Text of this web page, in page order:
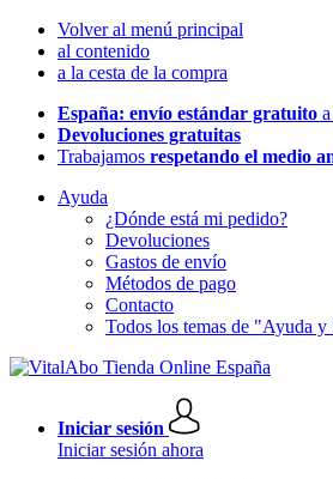
Volver al menú principal
al contenido
a la cesta de la compra
España: envío estándar gratuito
Devoluciones gratuitas
Trabajamos respetando el medio
Ayuda
¿Dónde está mi pedido?
Devoluciones
Gastos de envío
Métodos de pago
Contacto
Todos los temas de "Ayuda y
Iniciar sesión
Iniciar sesión ahora